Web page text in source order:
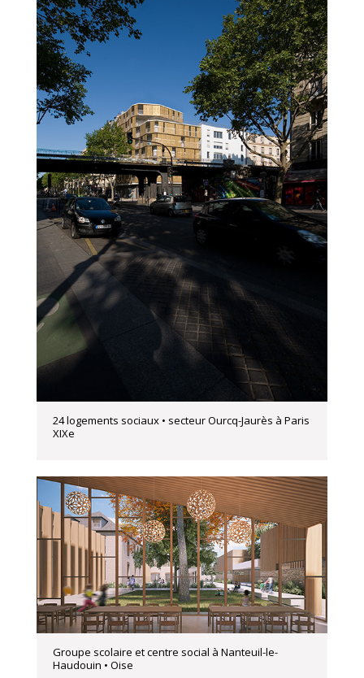
24 logements sociaux • secteur Ourcq-Jaurès à Paris
XIXe
Groupe scolaire et centre social à Nanteuil-le-
Haudouin • Oise